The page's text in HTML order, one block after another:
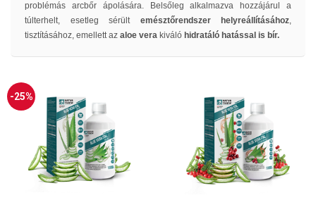
problémás arcbőr ápolására. Belsőleg alkalmazva hozzájárul a
túlterhelt, esetleg sérült emésztőrendszer helyreállításához,
tisztításához, emellett az aloe vera kiváló hidratáló hatással is bír.
-25%